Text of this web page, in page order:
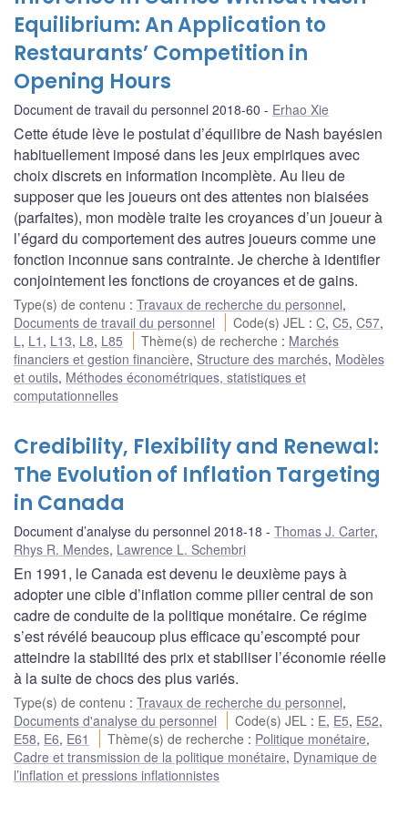
Equilibrium: An Application to
Restaurants’ Competition in
Opening Hours
Document de travail du personnel 2018-60 Erhao Xie
Cette étude lève le postulat d’équilibre de Nash bayésien
habituellement imposé dans les jeux empiriques avec
choix discrets en information incomplète. Au lieu de
supposer que les joueurs ont des attentes non biaisées
(parfaites), mon modèle traite les croyances d’un joueur à
l’égard du comportement des autres joueurs comme une
fonction inconnue sans contrainte. Je cherche à identifier
conjointement les fonctions de croyances et de gains.
Type(s) de contenu : Travaux de recherche du personnel,
Documents de travail du personnel
Code(s) JEL :C,C5,C57,
L , L1 , L13, L8, L85 Thème(s) de recherche : Marchés
financiers et gestion financière, Structure des marchés, Modèles
et outils, Méthodes économétriques, statistiques et
computationnelles
Credibility, Flexibility and Renewal:
The Evolution of Inflation Targeting
in Canada
Document d’analyse du personnel 2018-18 Thomas J. Carter,
Rhys R. Mendes, Lawrence L. Schembri
En 1991, le Canada est devenu le deuxième pays à
adopter une cible d’inflation comme pilier central de son
cadre de conduite de la politique monétaire. Ce régime
s’est révélé beaucoup plus efficace qu’escompté pour
atteindre la stabilité des prix et stabiliser l’économie réelle
à la suite de chocs des plus variés.
Type(s) de contenu : Travaux de recherche du personnel,
Documents d'analyse du personnel
Code(s) JEL : E, E5, E52,
E58, E6, E61 Thème(s) de recherche : Politique monétaire,
Cadre et transmission de la politique monétaire, Dynamique de
l’inflation et pressions inflationnistes